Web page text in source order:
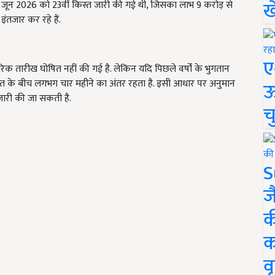
2026 को 23वीं किस्त जारी की गई थी, जिसका लाभ 9 करोड़ से
कर रहे हैं.
घोषित नहीं की गई है. लेकिन यदि पिछले वर्षों के भुगतान
के बीच लगभग चार महीने का अंतर रहता है. इसी आधार पर अनुमान
की जा सकती है.